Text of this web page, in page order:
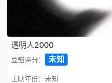
透明人2000
豆瓣评分： 未知
上映年份：未知